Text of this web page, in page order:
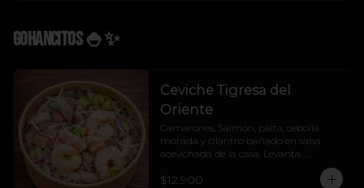
Gohancitos 🍚✨
Ceviche Tigresa del
Oriente
Camarones, Salmón, palta, cebolla
morada y cilantro bañado en salsa
acevichada de la casa. Levanta
$12.900